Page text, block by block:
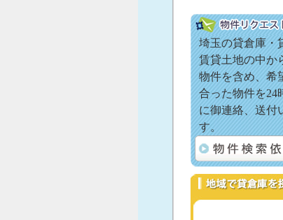
埼玉の貸倉庫・
賃貸土地の中か
物件を含め、希
合った物件を24
に御連絡、送付
す。